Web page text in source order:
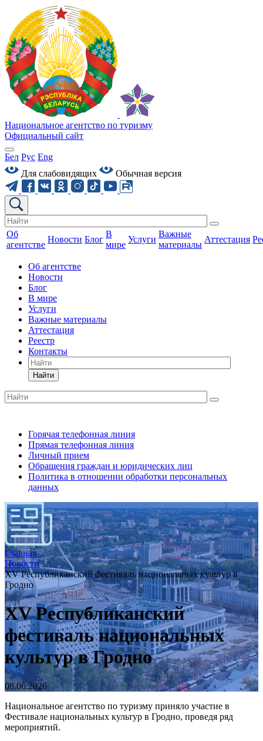
Национальное агентство по туризму
Официальный сайт
Бел Рус Eng
Для слабовидящих
Обычная версия
Об
агентстве
Новости Блог
В
мире
Услуги
Важные
материалы
Аттестация
Об агентстве
Новости
Блог
В мире
Услуги
Важные материалы
Аттестация
Реестр
Контакты
Найти
Горячая телефонная линия
Прямая телефонная линия
Личный прием
Обращения граждан и юридических лиц
Политика в отношении обработки персональных
данных
Главная
Новости
XV Республиканский фестиваль национальных культур в
Гродно
XV Республиканский
фестиваль национальных
культур в Гродно
08.06.2026
Национальное агентство по туризму приняло участие в
Фестивале национальных культур в Гродно, проведя ряд
мероприятий.